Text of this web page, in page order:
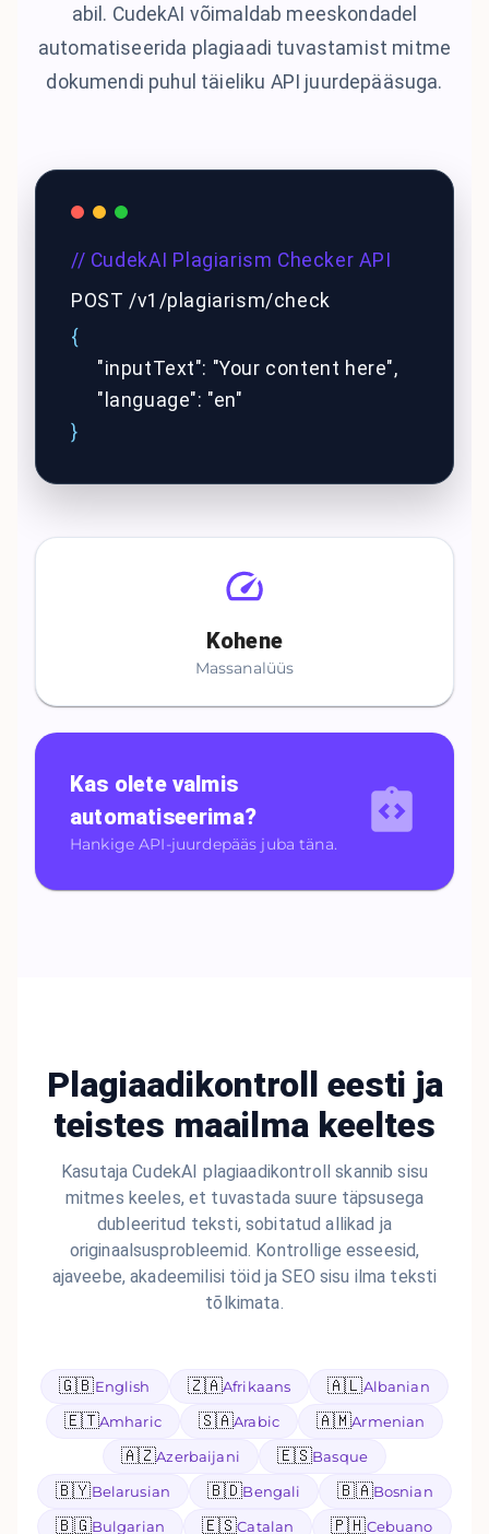
abil. CudekAI võimaldab meeskondadel
automatiseerida plagiaadi tuvastamist mitme
dokumendi puhul täieliku API juurdepääsuga.
// CudekAI Plagiarism Checker API
POST /v1/plagiarism/check
{
"inputText": "Your content here",
"language": "en"
}
Kohene
Massanalüüs
Kas olete valmis
automatiseerima?
Hankige API-juurdepääs juba täna.
Plagiaadikontroll eesti ja
teistes maailma keeltes
Kasutaja CudekAI plagiaadikontroll skannib sisu
mitmes keeles, et tuvastada suure täpsusega
dubleeritud teksti, sobitatud allikad ja
originaalsusprobleemid. Kontrollige esseesid,
ajaveebe, akadeemilisi töid ja SEO sisu ilma teksti
tõlkimata.
🇬🇧English 🇿🇦Afrikaans 🇦🇱Albanian
🇪🇹Amharic 🇸🇦Arabic 🇦🇲Armenian
🇦🇿Azerbaijani 🇪🇸Basque
🇧🇾Belarusian 🇧🇩Bengali 🇧🇦Bosnian
🇧🇬Bulgarian 🇪🇸Catalan 🇵🇭Cebuano